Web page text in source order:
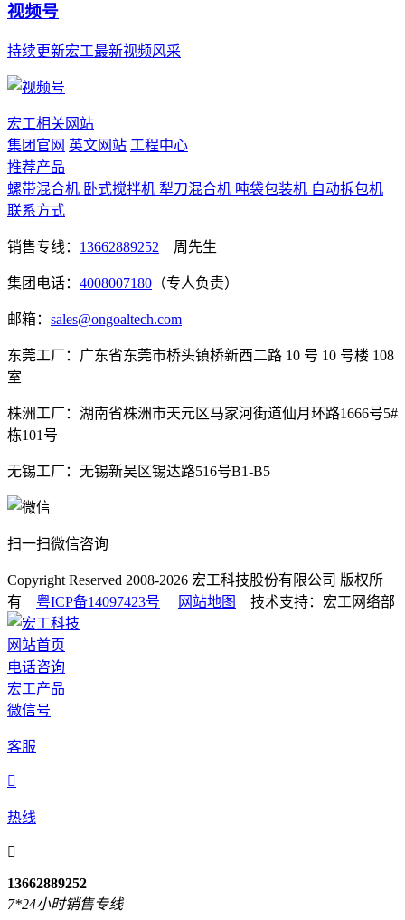
视频号
持续更新宏工最新视频风采
宏工相关网站
集团官网 英文网站 工程中心
推荐产品
螺带混合机 卧式搅拌机 犁刀混合机 吨袋包装机 自动拆包机
联系方式
销售专线： 13662889252 周先生
集团电话： 4008007180 （专人负责）
邮箱： sales@ongoaltech.com
东莞工厂：广东省东莞市桥头镇桥新西二路 10 号 10 号楼 108
室
株洲工厂：湖南省株洲市天元区马家河街道仙月环路1666号5#
栋101号
无锡工厂：无锡新吴区锡达路516号B1-B5
扫一扫微信咨询
Copyright Reserved 2008-2026 宏工科技股份有限公司 版权所
有 粤ICP备14097423号 网站地图 技术支持：宏工网络部
网站首页
电话咨询
宏工产品
微信号
客服

热线

13662889252
7*24小时销售专线